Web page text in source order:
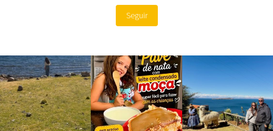
Seguir